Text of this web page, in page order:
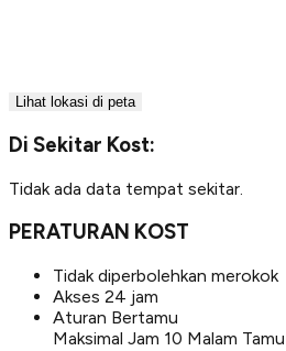
Lihat lokasi di peta
Di Sekitar Kost:
Tidak ada data tempat sekitar.
PERATURAN KOST
Tidak diperbolehkan merokok
Akses 24 jam
Aturan Bertamu
Maksimal Jam 10 Malam